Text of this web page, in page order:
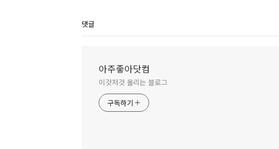
댓글
아주좋아닷컴
이것저것 올리는 블로그
구독하기